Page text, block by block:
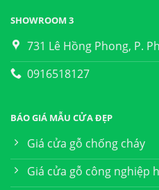
SHOWROOM 3
731 Lê Hồng Phong, P.
0916518127
BÁO GIÁ MẪU CỬA ĐẸP
Giá cửa gỗ chống cháy
Giá cửa gỗ công nghiệp